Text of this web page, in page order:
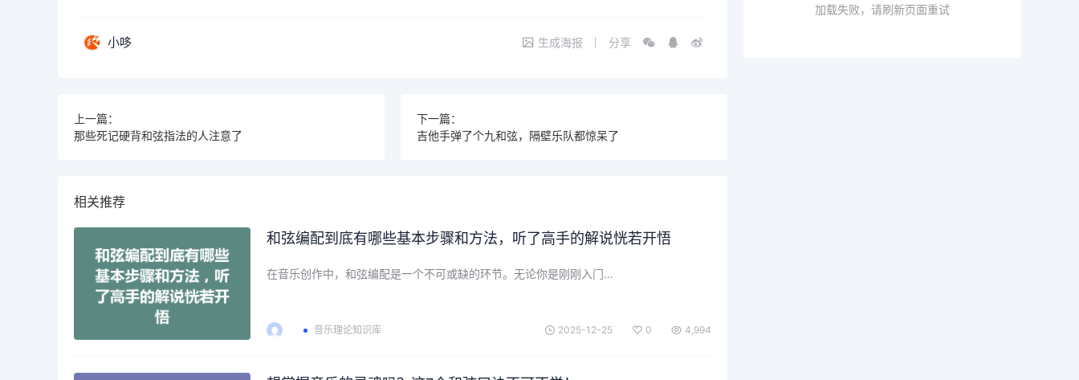
小哆 生成海报 分享
上一篇：
那些死记硬背和弦指法的人注意了
下一篇：
吉他手弹了个九和弦，隔壁乐队都惊呆了
相关推荐
和弦编配到底有哪些基本步骤和方法，听了高手的解说恍若开悟
在音乐创作中，和弦编配是一个不可或缺的环节。无论你是刚刚入门…
音乐理论知识库 2025-12-25 0 4,994
加载失败，请刷新页面重试